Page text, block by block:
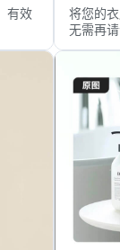
有效
将您的
无需再